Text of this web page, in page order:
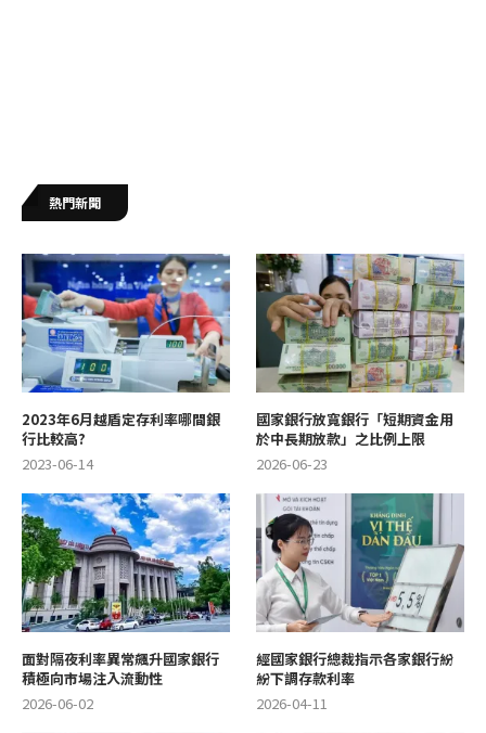
熱門新聞
2023年6月越盾定存利率哪間銀
行比較高?
2023-06-14
國家銀行放寬銀行「短期資金用
於中長期放款」之比例上限
2026-06-23
面對隔夜利率異常飆升國家銀行
積極向市場注入流動性
2026-06-02
經國家銀行總裁指示各家銀行紛
紛下調存款利率
2026-04-11